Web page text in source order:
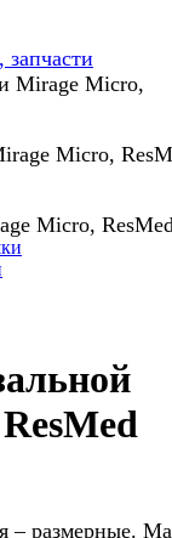
Mirage Micro,
Micro,
– размерные.